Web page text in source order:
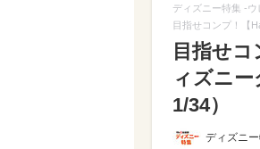
ディズニー特集 -ウ
目指せコンプ！【
目指せ
ィズニ
1/34）
ディズニ